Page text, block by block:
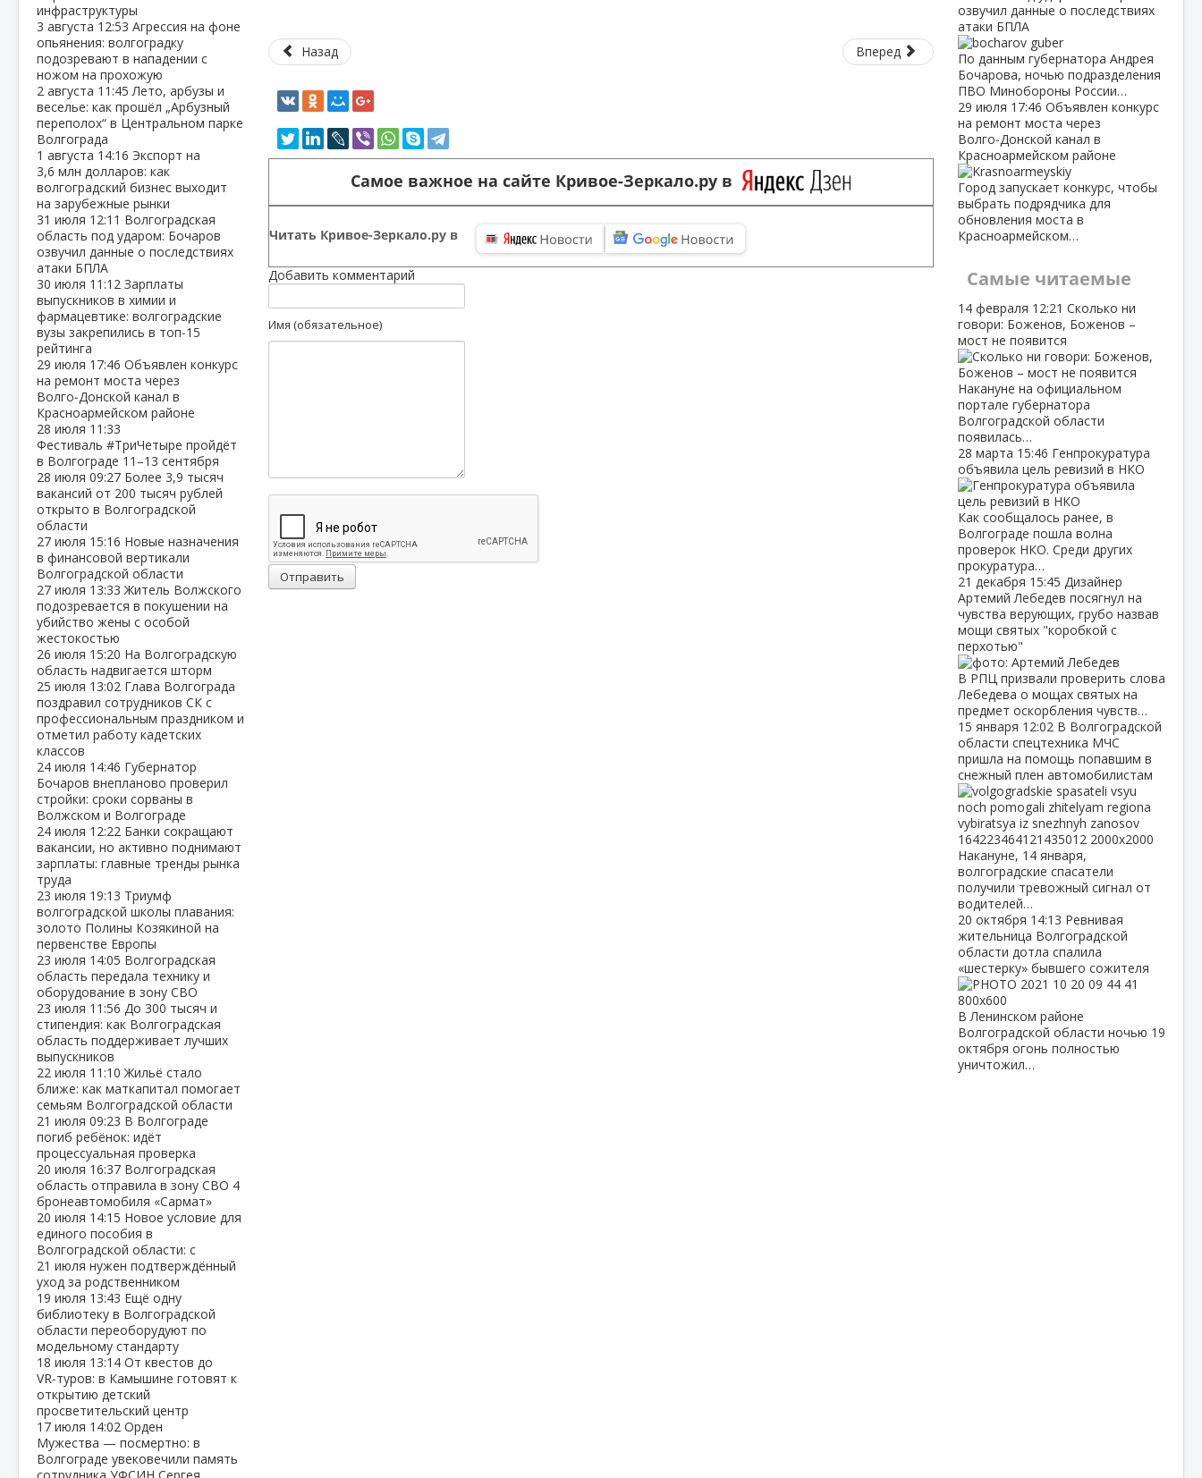
инфраструктуры
3 августа 12:53 Агрессия на фоне
опьянения: волгоградку
подозревают в нападении с
ножом на прохожую
2 августа 11:45Лето, арбузы и
веселье: как прошёл „Арбузный
переполох“ в Центральном парке
Волгограда
1 августа 14:16 Экспорт на
3,6 млн долларов: как
волгоградский бизнес выходит
на зарубежные рынки
31 июля 12:11 Волгоградская
область под ударом: Бочаров
озвучил данные о последствиях
атаки БПЛА
30 июля 11:12 Зарплаты
выпускников в химии и
фармацевтике: волгоградские
вузы закрепились в топ‑15
рейтинга
29 июля 17:46 Объявлен конкурс
на ремонт моста через
Волго‑Донской канал в
Красноармейском районе
28 июля 11:33
Фестиваль #ТриЧетыре пройдёт
в Волгограде 11–13 сентября
28 июля 09:27 Более 3,9 тысяч
вакансий от 200 тысяч рублей
открыто в Волгоградской
области
27 июля 15:16 Новые назначения
в финансовой вертикали
Волгоградской области
27 июля 13:33Житель Волжского
подозревается в покушении на
убийство жены с особой
жестокостью
26 июля 15:20 На Волгоградскую
область надвигается шторм
25 июля 13:02 Глава Волгограда
поздравил сотрудников СК с
профессиональным праздником и
отметил работу кадетских
классов
24 июля 14:46 Губернатор
Бочаров внепланово проверил
стройки: сроки сорваны в
Волжском и Волгограде
24 июля 12:22 Банки сокращают
вакансии, но активно поднимают
зарплаты: главные тренды рынка
труда
23 июля 19:13 Триумф
волгоградской школы плавания:
золото Полины Козякиной на
первенстве Европы
23 июля 14:05 Волгоградская
область передала технику и
оборудование в зону СВО
23 июля 11:56 До 300 тысяч и
стипендия: как Волгоградская
область поддерживает лучших
выпускников
22 июля 11:10Жильё стало
ближе: как маткапитал помогает
семьям Волгоградской области
21 июля 09:23 В Волгограде
погиб ребёнок: идёт
процессуальная проверка
20 июля 16:37 Волгоградская
область отправила в зону СВО 4
бронеавтомобиля «Сармат»
20 июля 14:15 Новое условие для
единого пособия в
Волгоградской области: с
21 июля нужен подтверждённый
уход за родственником
19 июля 13:43 Ещё одну
библиотеку в Волгоградской
области переоборудуют по
модельному стандарту
18 июля 13:14 От квестов до
VR‑туров: в Камышине готовят к
открытию детский
просветительский центр
17 июля 14:02 Орден
Мужества — посмертно: в
Волгограде увековечили память
Назад Вперед
Самое важное на сайте Кривое-Зеркало.ру в
Читать Кривое-Зеркало.ру в
Добавить комментарий
Имя (обязательное)
Отправить
озвучил данные о последствиях
атаки БПЛА
По данным губернатора Андрея
Бочарова, ночью подразделения
ПВО Минобороны России…
29 июля 17:46 Объявлен конкурс
на ремонт моста через
Волго‑Донской канал в
Красноармейском районе
Город запускает конкурс, чтобы
выбрать подрядчика для
обновления моста в
Красноармейском…
Самые читаемые
14 февраля 12:21 Сколько ни
говори: Боженов, Боженов –
мост не появится
Накануне на официальном
портале губернатора
Волгоградской области
появилась…
28 марта 15:46 Генпрокуратура
объявила цель ревизий в НКО
Как сообщалось ранее, в
Волгограде пошла волна
проверок НКО. Среди других
прокуратура…
21 декабря 15:45 Дизайнер
Артемий Лебедев посягнул на
чувства верующих, грубо назвав
мощи святых "коробкой с
перхотью"
В РПЦ призвали проверить слова
Лебедева о мощах святых на
предмет оскорбления чувств…
15 января 12:02 В Волгоградской
области спецтехника МЧС
пришла на помощь попавшим в
снежный плен автомобилистам
Накануне, 14 января,
волгоградские спасатели
получили тревожный сигнал от
водителей…
20 октября 14:13 Ревнивая
жительница Волгоградской
области дотла спалила
«шестерку» бывшего сожителя
В Ленинском районе
Волгоградской области ночью 19
октября огонь полностью
уничтожил…